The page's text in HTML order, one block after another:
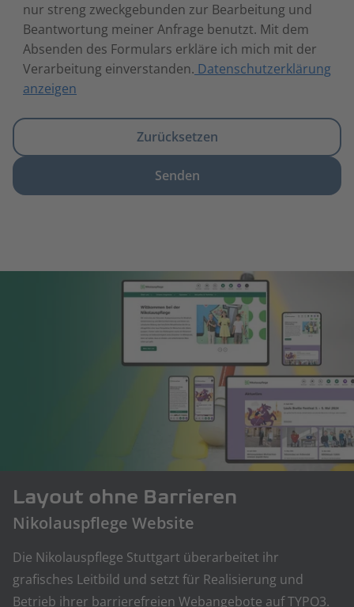
nur streng zweckgebunden zur Bearbeitung und
Beantwortung meiner Anfrage benutzt. Mit dem
Absenden des Formulars erkläre ich mich mit der
Verarbeitung einverstanden. Datenschutzerklärung
anzeigen
Zurücksetzen
Senden
Layout ohne Barrieren
Nikolauspflege Website
Die Nikolauspflege Stuttgart überarbeitet ihr
grafisches Leitbild und setzt für Realisierung und
Betrieb ihrer barrierefreien Webangebote auf TYPO3.